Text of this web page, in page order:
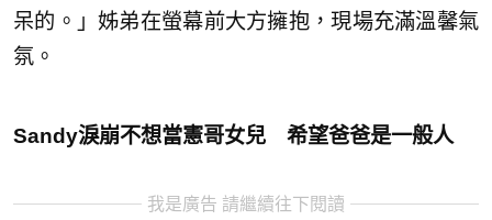
呆的。」姊弟在螢幕前大方擁抱，現場充滿溫馨氣
氛。
Sandy淚崩不想當憲哥女兒 希望爸爸是一般人
我是廣告 請繼續往下閱讀